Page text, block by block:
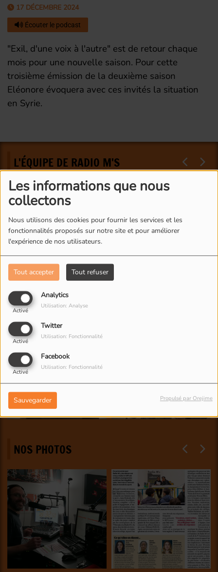
Les informations que nous
collectons
Nous utilisons des cookies pour fournir les services et les
fonctionnalités proposés sur notre site et pour améliorer
l'expérience de nos utilisateurs.
Tout accepter Tout refuser
Analytics
Activé
Utilisation: Analyse
Twitter
Activé
Utilisation: Fonctionnalité
Facebook
Activé
Utilisation: Fonctionnalité
Sauvegarder Propulsé par Orejime
17 DÉCEMBRE 2024
Écouter le podcast
"Exil, d'une voix à l'autre" est de retour chaque
mois pour une nouvelle saison. Pour cette
troisième émission de la deuxième saison
Eléonore évoquera avec ces invités la situation
en Syrie.
L'ÉQUIPE DE RADIO M'S
NOS PHOTOS